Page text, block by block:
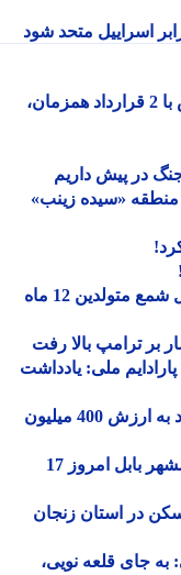
اسراییل متحد شود
غافلگیری بزرگ شبانه/ مدیران پرسپولیس با 2 قرارداد همزمان،
در پیش داریم
«سیده زینب»
فال شمع امروز شنبه 17 مرداد 1405 | فال شمع متولدین 12 ماه
ترامپ بالا رفت
ملی: یادداشت
بلومبرگ: پنتاگون تجهیزات لیزری ضد پهپاد به ارزش 400 میلیون
جدول قطعی برق ساری، بابل، آمل و قائمشهر بابل امروز 17
استان زنجان
قلعه نویی،